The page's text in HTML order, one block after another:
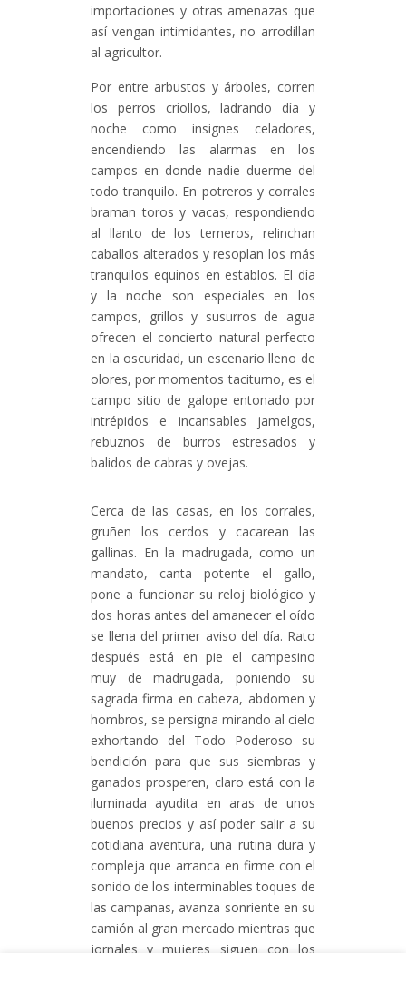
importaciones y otras amenazas que
así vengan intimidantes, no arrodillan
al agricultor.
Por entre arbustos y árboles, corren
los perros criollos, ladrando día y
noche como insignes celadores,
encendiendo las alarmas en los
campos en donde nadie duerme del
todo tranquilo. En potreros y corrales
braman toros y vacas, respondiendo
al llanto de los terneros, relinchan
caballos alterados y resoplan los más
tranquilos equinos en establos. El día
y la noche son especiales en los
campos, grillos y susurros de agua
ofrecen el concierto natural perfecto
en la oscuridad, un escenario lleno de
olores, por momentos taciturno, es el
campo sitio de galope entonado por
intrépidos e incansables jamelgos,
rebuznos de burros estresados y
balidos de cabras y ovejas.
Cerca de las casas, en los corrales,
gruñen los cerdos y cacarean las
gallinas. En la madrugada, como un
mandato, canta potente el gallo,
pone a funcionar su reloj biológico y
dos horas antes del amanecer el oído
se llena del primer aviso del día. Rato
después está en pie el campesino
muy de madrugada, poniendo su
sagrada firma en cabeza, abdomen y
hombros, se persigna mirando al cielo
exhortando del Todo Poderoso su
bendición para que sus siembras y
ganados prosperen, claro está con la
iluminada ayudita en aras de unos
buenos precios y así poder salir a su
cotidiana aventura, una rutina dura y
compleja que arranca en firme con el
sonido de los interminables toques de
las campanas, avanza sonriente en su
camión al gran mercado mientras que
jornales y mujeres siguen con los